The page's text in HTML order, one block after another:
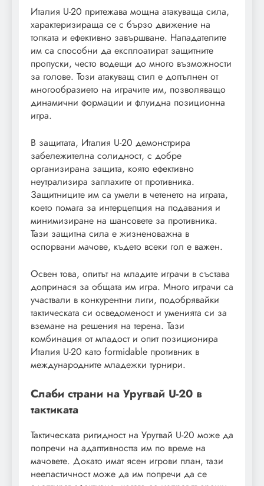
Италия U-20 притежава мощна атакуваща сила,
характеризираща се с бързо движение на
топката и ефективно завършване. Нападателите
им са способни да експлоатират защитните
пропуски, често водещи до много възможности
за голове. Този атакуващ стил е допълнен от
многообразието на играчите им, позволяващо
динамични формации и флуидна позиционна
игра.
В защитата, Италия U-20 демонстрира
забележителна солидност, с добре
организирана защита, която ефективно
неутрализира заплахите от противника.
Защитниците им са умели в четенето на играта,
което помага за интерцепция на подавания и
минимизиране на шансовете за противника.
Тази защитна сила е жизненоважна в
оспорвани мачове, където всеки гол е важен.
Освен това, опитът на младите играчи в състава
допринася за общата им игра. Много играчи са
участвали в конкурентни лиги, подобрявайки
тактическата си осведоменост и уменията си за
вземане на решения на терена. Тази
комбинация от младост и опит позиционира
Италия U-20 като formidable противник в
международните младежки турнири.
Слаби страни на Уругвай U-20 в
тактиката
Тактическата ригидност на Уругвай U-20 може да
попречи на адаптивността им по време на
мачовете. Докато имат ясен игрови план, тази
нееластичност може да им попречи да се